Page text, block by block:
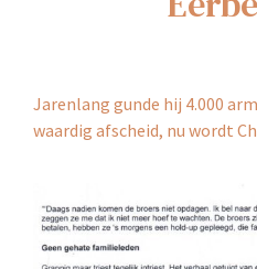
Jarenlang gunde hij 4.000
waardig afscheid, nu wordt